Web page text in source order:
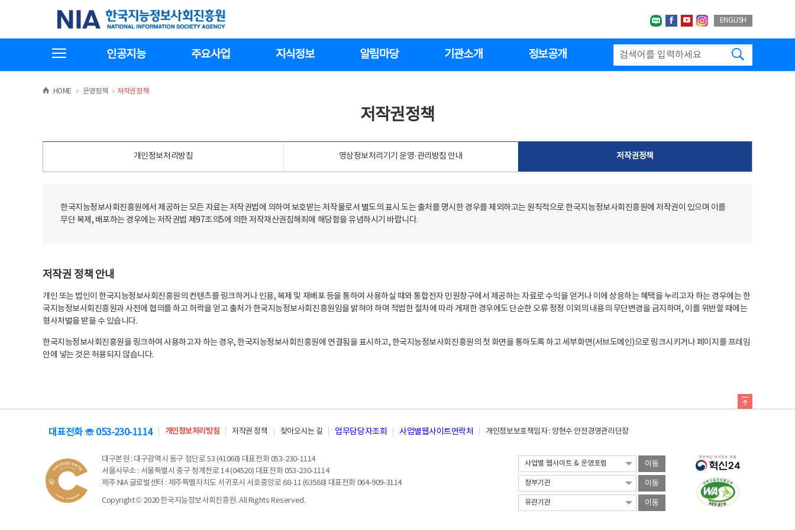
기
한국지능정보사회진흥원
네이버블로그
페이스북
유투브인스타그랩
ENGLISH
인공지능 주요사업 지식정보 알림마당 기관소개 정보공개
HOME >운영정책 >
저작권정책
저작권정책
개인정보처리방침 영상정보처리기기 운영·관리방침 안내 저작권정책
한국지능정보사회진흥원에서 제공하는 모든 자료는 저작권법에 의하여 보호받는 저작물로서 별도의 표시 도는 출처를 명시한 경우를 제외하고는 원칙적으로 한국지능정보사회진흥원에 저작권이 있으며 이를
무단 복제, 배포하는 경우에는 저작권법 제97조의5에 의한 저작재산권침해죄에 해당함을 유념하시기 바랍니다.
저작권 정책 안내
개인 또는 법인이 한국지능정보사회진흥원의 컨텐츠를 링크하거나 인용, 복제 및 재배포 등을 통하여 사용하실 때와 통합전자 민원창구에서 제공하는 자료로 수익을 얻거나 이에 상응하는 혜택을 누리고자 하는 경우에는 한
국지능정보사회진흥원과 사전에 협의를 하고 허락을 얻고 출처가 한국지능정보사회진흥원임을 밝혀야 하며 적법한 절차에 따라 게재한 경우에도 단순한 오류 정정 이외의 내용의 무단변경을 금지하며, 이를 위반할 때에는
형사처벌을 받을 수 있습니다.
한국지능정보사회진흥원을 링크하여 사용하고자 하는 경우, 한국지능정보사회진흥원에 연결됨을 표시하고, 한국지능정보사회진흥원의 첫 화면을 통하도록 하고 세부화면(서브도메인)으로 링크시키거나 페이지를 프레임
안에 넣는 것은 허용되지 않습니다.
대표전화 ☏ 053-230-1114 개인정보처리방침 저작권 정책 찾아오시는 길 업무담당자조회 사업별웹사이트연락처 개인정보보호책임자 : 양현수 안전경영관리단장
대구본원 : 대구광역시 동구 첨단로 53 (41068) 대표전화 053-230-1114
서울사무소 : 서울특별시 중구 청계천로 14 (04520) 대표전화 053-230-1114
제주 NIA 글로벌센터 : 제주특별자치도 서귀포시 서호중앙로 68-11 (63568) 대표전화 064-909-3114
Copyright © 2020 한국지능정보사회진흥원. All Rights Reserved.
이동
이동
이동